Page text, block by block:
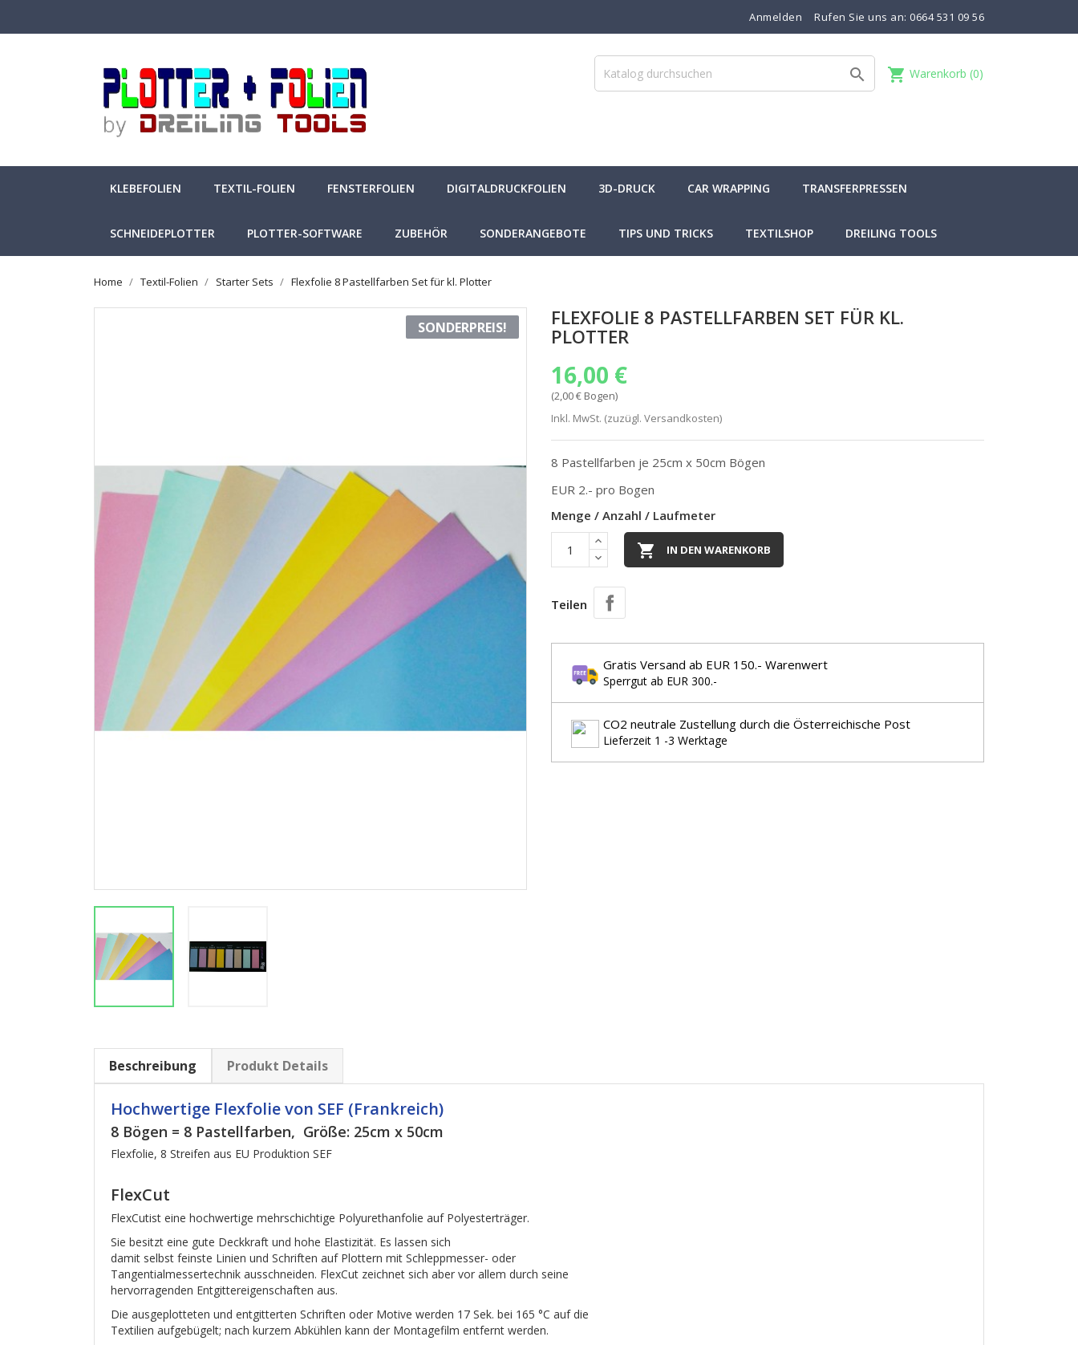
Anmelden Rufen Sie uns an: 0664 531 09 56
shopping_cart Warenkorb (0)

KLEBEFOLIEN TEXTIL-FOLIEN FENSTERFOLIEN DIGITALDRUCKFOLIEN 3D-DRUCK CAR WRAPPING TRANSFERPRESSEN
SCHNEIDEPLOTTER PLOTTER-SOFTWARE ZUBEHÖR SONDERANGEBOTE TIPS UND TRICKS TEXTILSHOP DREILING TOOLS
Home Textil-Folien Starter Sets Flexfolie 8 Pastellfarben Set für kl. Plotter
SONDERPREIS!
FLEXFOLIE 8 PASTELLFARBEN SET FÜR KL.
PLOTTER
16,00 €
(2,00 € Bogen)
Inkl. MwSt. (zuzügl. Versandkosten)
8 Pastellfarben je 25cm x 50cm Bögen
EUR 2.- pro Bogen
Menge / Anzahl / Laufmeter
 IN DEN WARENKORB
Teilen
Gratis Versand ab EUR 150.- Warenwert
Sperrgut ab EUR 300.-
CO2 neutrale Zustellung durch die Österreichische Post
Lieferzeit 1 -3 Werktage
Beschreibung Produkt Details
Hochwertige Flexfolie von SEF (Frankreich)
8 Bögen = 8 Pastellfarben, Größe: 25cm x 50cm
Flexfolie, 8 Streifen aus EU Produktion SEF
FlexCut
FlexCutist eine hochwertige mehrschichtige Polyurethanfolie auf Polyesterträger.
Sie besitzt eine gute Deckkraft und hohe Elastizität. Es lassen sich
damit selbst feinste Linien und Schriften auf Plottern mit Schleppmesser- oder
Tangentialmessertechnik ausschneiden. FlexCut zeichnet sich aber vor allem durch seine
hervorragenden Entgittereigenschaften aus.
Die ausgeplotteten und entgitterten Schriften oder Motive werden 17 Sek. bei 165 °C auf die
Textilien aufgebügelt; nach kurzem Abkühlen kann der Montagefilm entfernt werden.